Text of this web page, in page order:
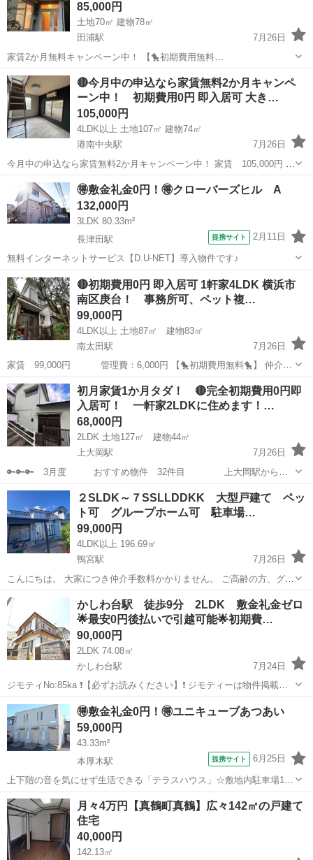
85,000円
土地70㎡ 建物78㎡
田浦駅
7月26日
家賃2か月無料キャンペーン中！ 【🐤初期費用無料
🐤】 仲介手数料 ：0円 敷
金 ：0円 礼金 ：0円 －－－－－－－－－－－－－
－ 計 ：0円 ...
神奈川 横須賀市 田浦駅 一戸建て 無料
🔴今月中の申込なら家賃無料2か月キャンペ
ーン中！ 初期費用0円 即入居可 大き…
105,000円
4LDK以上 土地107㎡ 建物74㎡
港南中央駅
7月26日
今月中の申込なら家賃無料2か月キャンペーン中！ 家賃 105,000円 管
理費：5,000円 【🐤初期費用無料🐤】 仲介手数料 ：0円 敷
金 ：0円 礼金 ：0円 －－－－－－－－－－...
神奈川 横浜市 港南中央駅 一戸建て
🉐敷金礼金0円！🉐クローバーズヒル A
132,000円
3LDK 80.33m²
長津田駅
提携サイト 2月11日
無料インターネットサービス【D.U-NET】導入物件です♪
神奈川 横浜市 長津田駅 一戸建て
🔴初期費用0円 即入居可 1軒家4LDK 横浜市
南区庚台！ 事務所可、ペット複…
99,000円
4LDK以上 土地87㎡ 建物83㎡
南太田駅
7月26日
家賃 99,000円 管理費：6,000円 【🐤初期費用無料🐤】 仲介手
数料 ：0円 敷金 ：0円 礼金 ：0円 －－－－－
－－－－－－－－－ 計 ：0円 なんと！！...
神奈川 横浜市 南太田駅 一戸建て 初期
初月家賃1か月タダ！ 🔴完全初期費用0円即
入居可！ 一軒家2LDKに住めます！…
68,000円
2LDK 土地127㎡ 建物44㎡
上大岡駅
7月26日
🔑🔑🔑 3月度 おすすめ物件 32件目 上大岡駅から徒
歩圏の人気エリア！ 一軒家賃貸です。 初期費用0円で入居可能、即入
✅...
神奈川 横浜市
２SLDK～７SSLLDDKK 大型戸建て ペッ
ト可 グループホーム可 駐車場…
99,000円
4LDK以上 196.69㎡
鴨宮駅
7月26日
こんにちは。 大家につき仲介手数料かかりません。 ご高齢の方、グル
ープホーム利用、ペット同伴の方も大歓迎です。 ２ＳＬＤＫ（約８０
㎡） ９９，０００円 ５ＳＬＤＫ（約１２０㎡） １５０，０００円
７ＳＳＬＬＤＤ...
神奈川 小田原市 鴨宮駅 一戸建て グループホーム
かしわ台駅 徒歩9分 2LDK 敷金礼金ゼロ
🌟最安0円後払いで引越可能🌟初期費…
90,000円
2LDK 74.08㎡
かしわ台駅
7月24日
ジモティNo:85ka ❗【必ずお読みください】❗ ジモティーは物件掲載の
みです、詳細をお問い合わせの際は《LINEまたはメール》にてお問い
合わせいただきます様お願い申し上げます。※メッセージのご対応不
可※ 📌...
神奈川 座間市 かしわ台駅 一戸建て
🉐敷金礼金0円！🉐ユニキューブあつあい
59,000円
43.33m²
本厚木駅
提携サイト 6月25日
上下階の音を気にせず生活できる「テラスハウス」☆敷地内駐車場1台
付（無料）☆TVモニターホン☆追焚☆
神奈川 厚木市 本厚木駅 一戸建て
月々4万円【真鶴町真鶴】広々142㎡の戸建て
住宅
40,000円
142.13㎡